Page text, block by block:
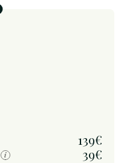
139€
39€